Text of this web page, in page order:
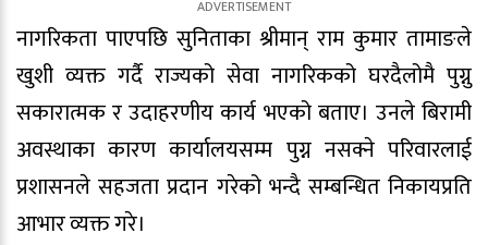
नागरिकता पाएपछि सुनिताका श्रीमान् राम कुमार तामाङले
खुशी व्यक्त गर्दै राज्यको सेवा नागरिकको घरदैलोमै पुग्नु
सकारात्मक र उदाहरणीय कार्य भएको बताए। उनले बिरामी
अवस्थाका कारण कार्यालयसम्म पुग्न नसक्ने परिवारलाई
प्रशासनले सहजता प्रदान गरेको भन्दै सम्बन्धित निकायप्रति
आभार व्यक्त गरे।